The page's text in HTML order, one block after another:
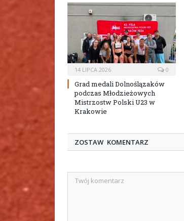
14 LIPCA 2026 0
Grad medali Dolnoślązaków
podczas Młodzieżowych
Mistrzostw Polski U23 w
Krakowie
ZOSTAW KOMENTARZ